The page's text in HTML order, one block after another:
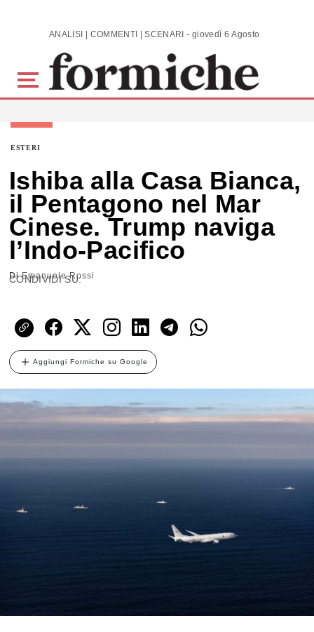
Skip to main content ANALISI | COMMENTI | SCENARI - giovedì 6 Agosto 2026
ESTERI
Ishiba alla Casa Bianca,
il Pentagono nel Mar
Cinese. Trump naviga
l’Indo-Pacifico
DiEmanuele Rossi
CONDIVIDI SU:
Aggiungi Formiche su Google